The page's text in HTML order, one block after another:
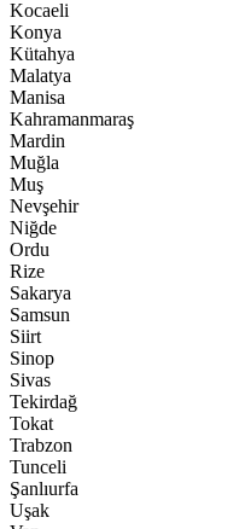
Kocaeli
Konya
Kütahya
Malatya
Manisa
Kahramanmaraş
Mardin
Muğla
Muş
Nevşehir
Niğde
Ordu
Rize
Sakarya
Samsun
Siirt
Sinop
Sivas
Tekirdağ
Tokat
Trabzon
Tunceli
Şanlıurfa
Uşak